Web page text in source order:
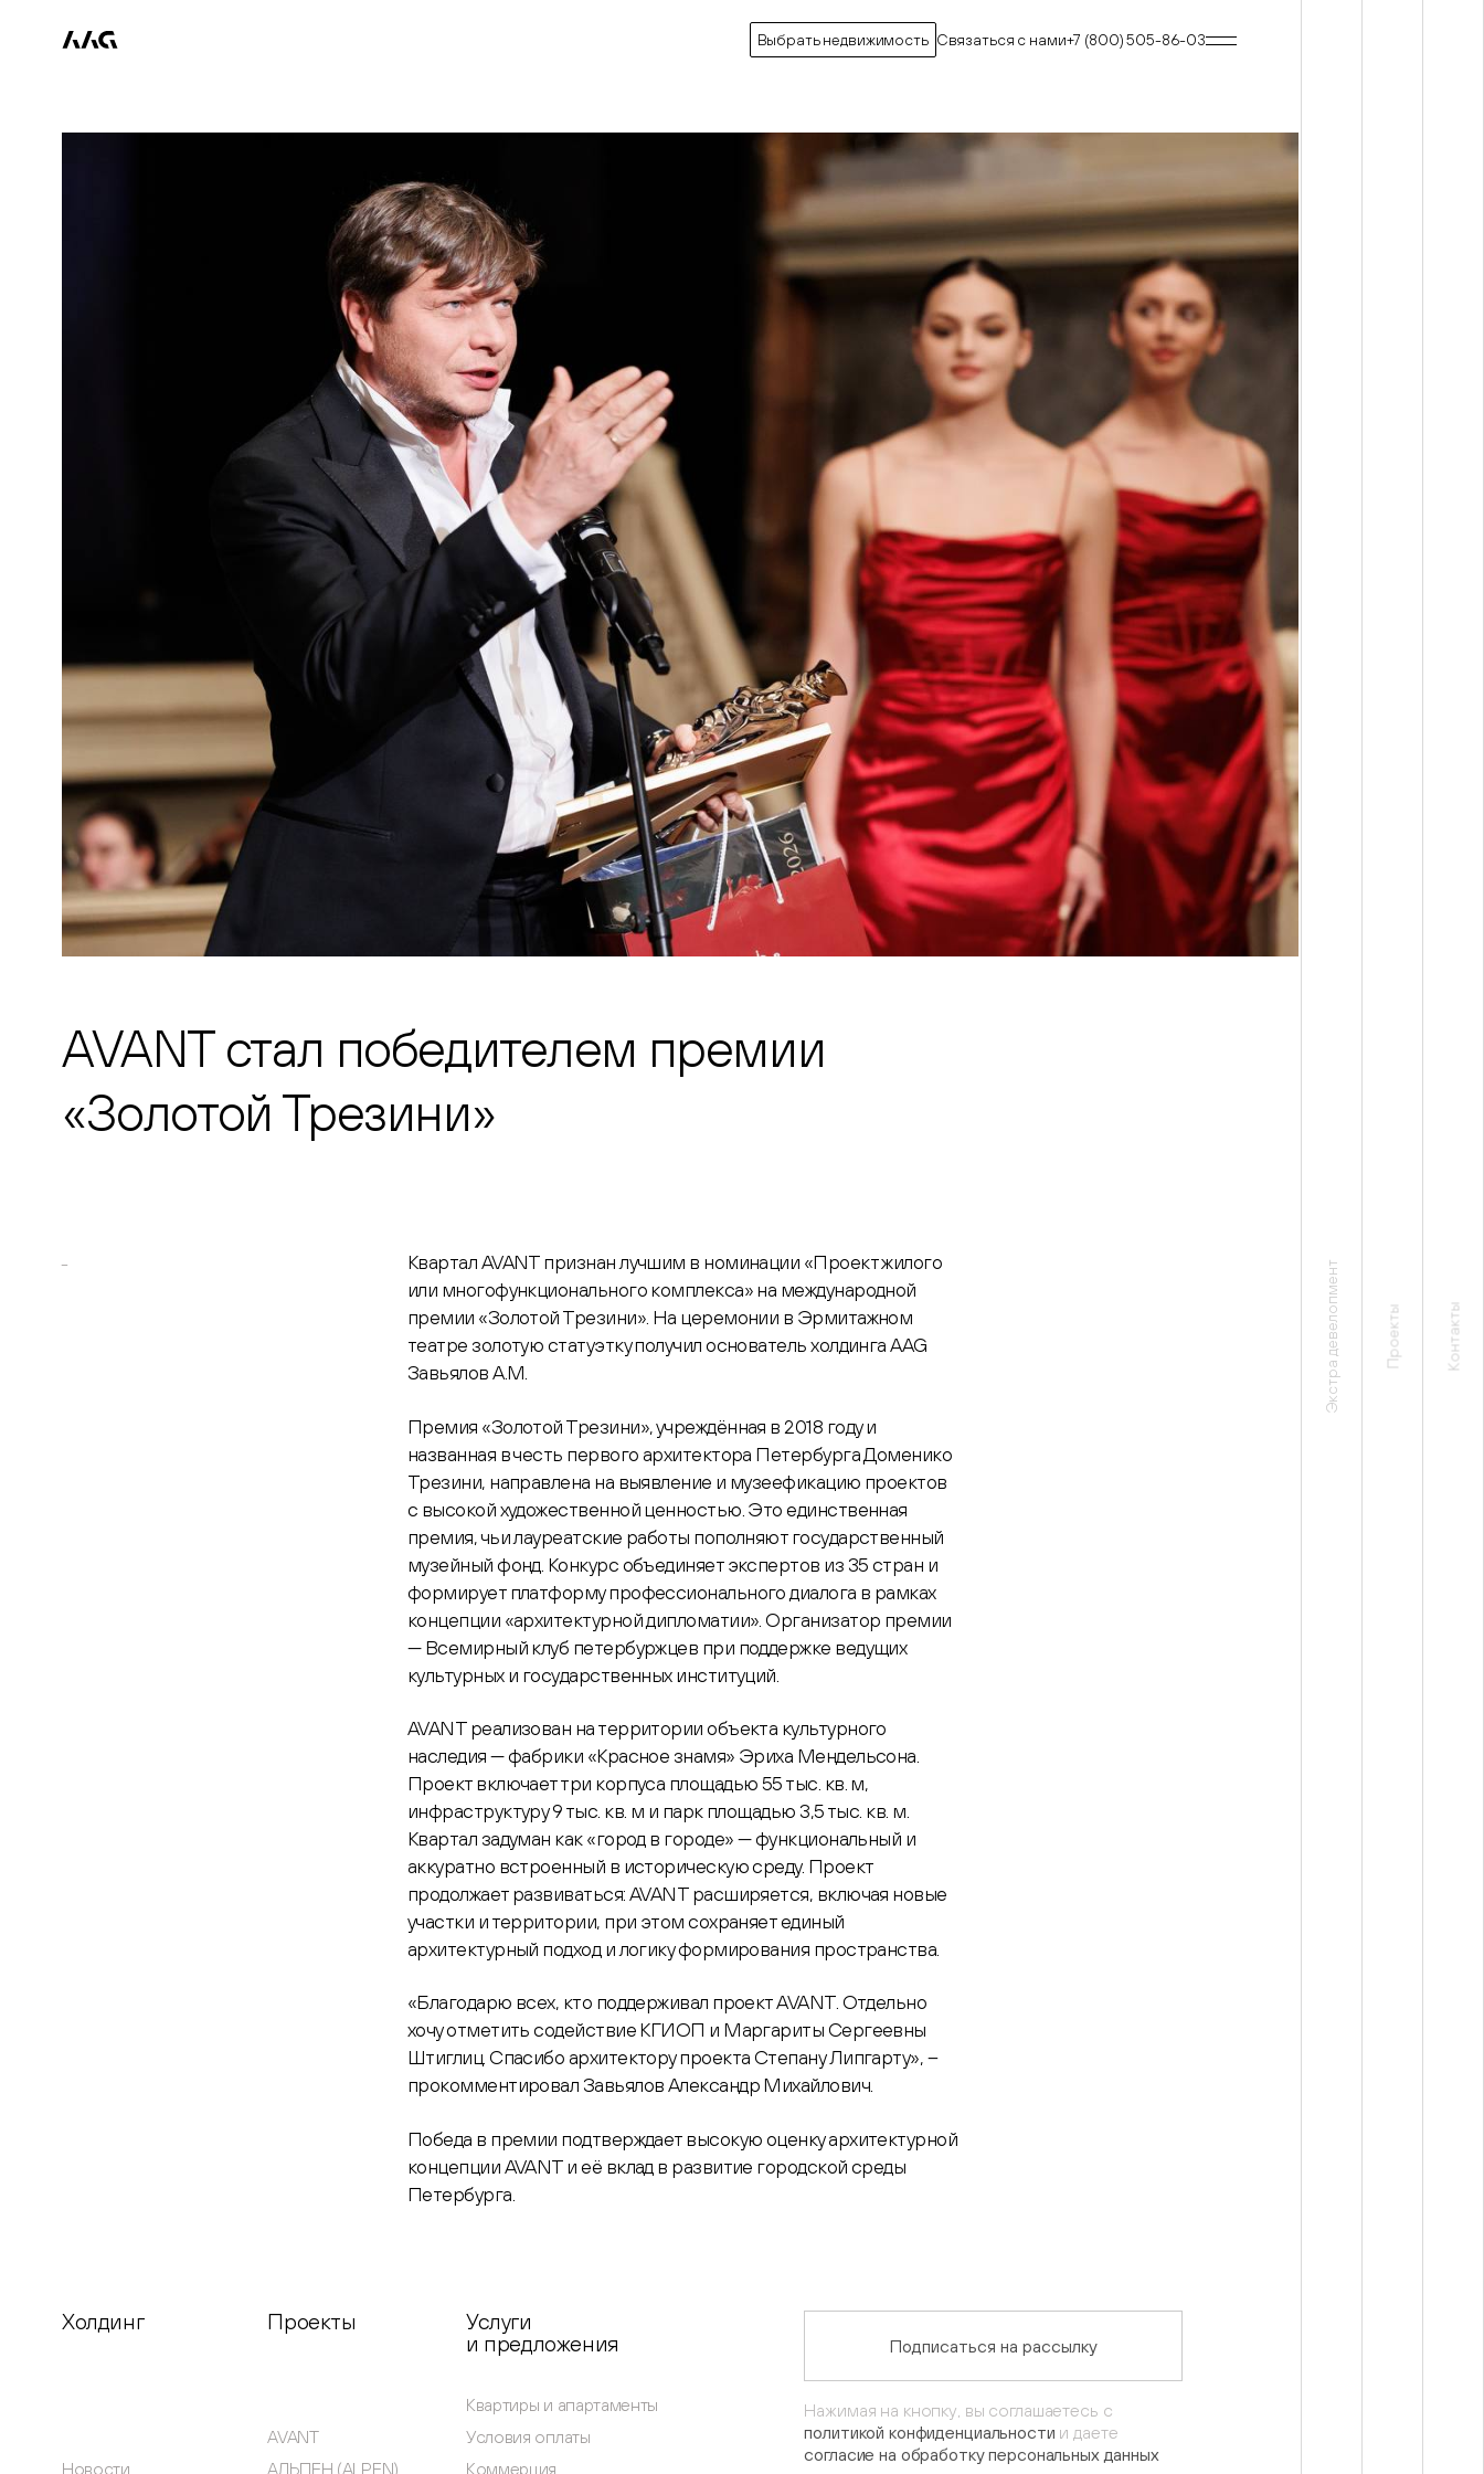
AVANT стал победителем премии
«Золотой Трезини»
Квартал AVANT признан лучшим в номинации «Проект жилого
или многофункционального комплекса» на международной
премии «Золотой Трезини». На церемонии в Эрмитажном
театре золотую статуэтку получил основатель холдинга AAG
Завьялов А.М.
Премия «Золотой Трезини», учреждённая в 2018 году и
названная в честь первого архитектора Петербурга Доменико
Трезини, направлена на выявление и музеефикацию проектов
с высокой художественной ценностью. Это единственная
премия, чьи лауреатские работы пополняют государственный
музейный фонд. Конкурс объединяет экспертов из 35 стран и
формирует платформу профессионального диалога в рамках
концепции «архитектурной дипломатии». Организатор премии
— Всемирный клуб петербуржцев при поддержке ведущих
культурных и государственных институций.
AVANT реализован на территории объекта культурного
наследия — фабрики «Красное знамя» Эриха Мендельсона.
Проект включает три корпуса площадью 55 тыс. кв. м,
инфраструктуру 9 тыс. кв. м и парк площадью 3,5 тыс. кв. м.
Квартал задуман как «город в городе» — функциональный и
аккуратно встроенный в историческую среду. Проект
продолжает развиваться: AVANT расширяется, включая новые
участки и территории, при этом сохраняет единый
архитектурный подход и логику формирования пространства.
«Благодарю всех, кто поддерживал проект AVANT. Отдельно
хочу отметить содействие КГИОП и Маргариты Сергеевны
Штиглиц. Спасибо архитектору проекта Степану Липгарту», –
прокомментировал Завьялов Александр Михайлович.
Победа в премии подтверждает высокую оценку архитектурной
концепции AVANT и её вклад в развитие городской среды
Петербурга.
Выбрать недвижимость Связаться с нами+7 (800) 505-86-03
Экстра девелопмент Проекты Контакты
Холдинг
Новости
Проекты
AVANT
АЛЬПЕН (ALPEN)
Услуги
и предложения
Квартиры и апартаменты
Условия оплаты
Коммерция
Подписаться на рассылку
Нажимая на кнопку, вы соглашаетесь с
политикой конфиденциальности и даете
согласие на обработку персональных данных